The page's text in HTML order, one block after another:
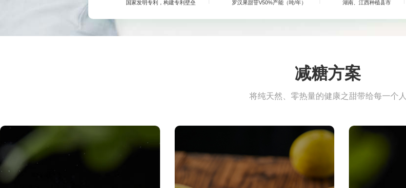
国家发明专利，构建专利壁垒 罗汉果甜苷V50%产能（吨/年） 湖南、江西种植县市
减糖方案
将纯天然、零热量的健康之甜带给每一个人